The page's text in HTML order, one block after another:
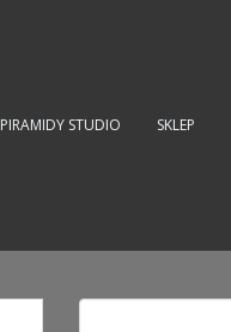
PIRAMIDY STUDIO SKLEP